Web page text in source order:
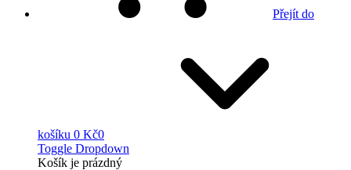
Přejít do
košíku 0 Kč0
Toggle Dropdown
Košík je prázdný